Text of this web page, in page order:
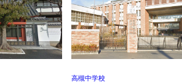
高槻中学校